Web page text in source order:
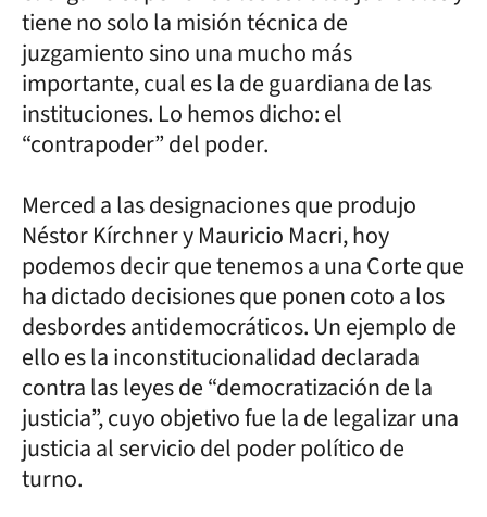
tiene no solo la misión técnica de
juzgamiento sino una mucho más
importante, cual es la de guardiana de las
instituciones. Lo hemos dicho: el
“contrapoder” del poder.
Merced a las designaciones que produjo
Néstor Kírchner y Mauricio Macri, hoy
podemos decir que tenemos a una Corte que
ha dictado decisiones que ponen coto a los
desbordes antidemocráticos. Un ejemplo de
ello es la inconstitucionalidad declarada
contra las leyes de “democratización de la
justicia”, cuyo objetivo fue la de legalizar una
justicia al servicio del poder político de
turno.